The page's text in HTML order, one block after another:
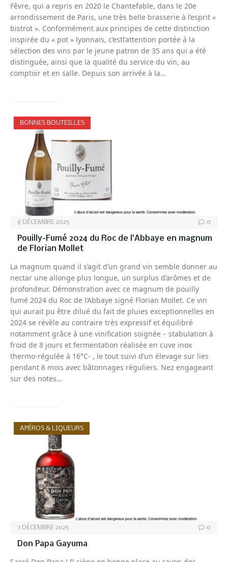
Fêvre, qui a repris en 2020 le Chantefable, dans le 20e
arrondissement de Paris, une très belle brasserie à l’esprit «
bistrot ». Conformément aux principes de cette distinction
inspirée du « pot » lyonnais, c’estl’attention portée à la
sélection des vins par le jeune patron de 35 ans qui a été
distinguée, ainsi que la qualité du service du vin, au
comptoir et en salle. Depuis son arrivée à la…
BONNES BOUTEILLES
8 DÉCEMBRE 2025 0
Pouilly-Fumé 2024 du Roc de l’Abbaye en magnum
de Florian Mollet
La magnum quand il s’agit d’un grand vin semble donner au
nectar une allonge plus longue, un surplus d’arômes et de
profondeur. Démonstration avec ce magnum de pouilly
fumé 2024 du Roc de l’Abbaye signé Florian Mollet. Ce vin
qui aurait pu être dilué du fait de pluies exceptionnelles en
2024 se révèle au contraire très expressif et équilibré
notamment grâce à une vinification soignée – stabulation à
froid de 8 jours et fermentation réalisée en cuve inox
thermo-régulée à 16°C- , le tout suivi d’un élevage sur lies
pendant 6 mois avec bâtonnages réguliers. Nez engageant
sur des notes…
APÉROS & LIQUEURS
7 DÉCEMBRE 2025 0
Don Papa Gayuma